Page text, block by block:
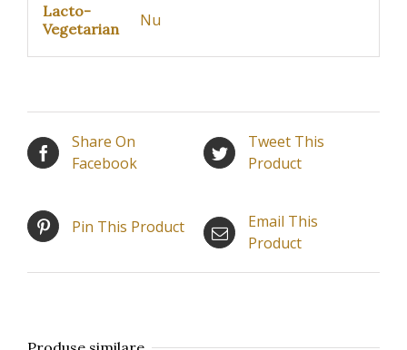
Lacto-
Vegetarian
Nu
Share On
Facebook
Tweet This
Product
Pin This Product
Email This
Product